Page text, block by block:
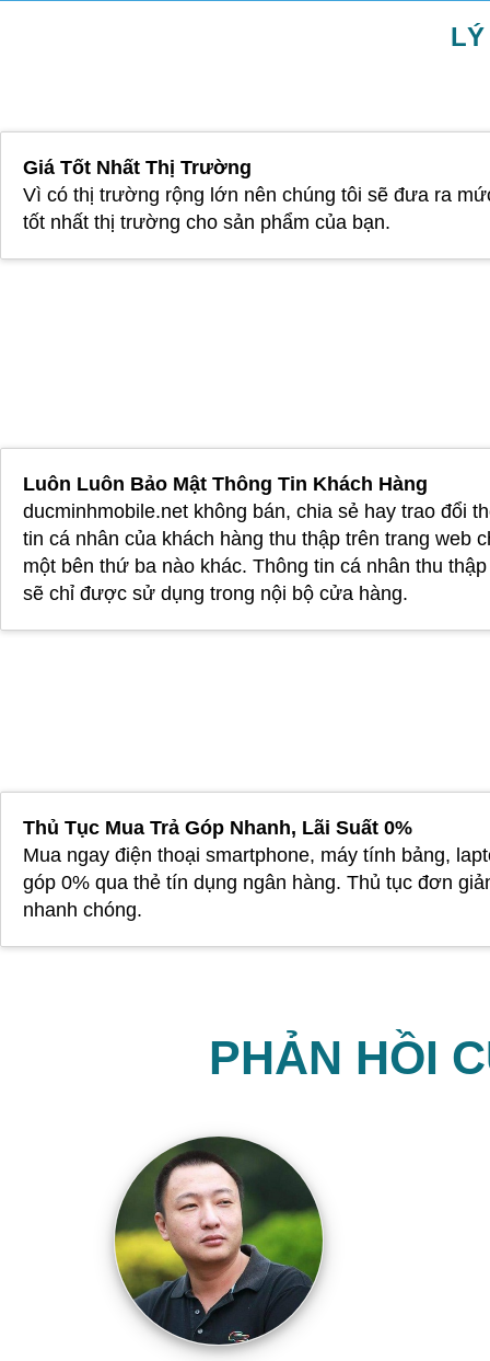
LÝ
Giá Tốt Nhất Thị Trường
Vì có thị trường rộng lớn nên chúng tôi sẽ đưa ra
tốt nhất thị trường cho sản phẩm của bạn.
Luôn Luôn Bảo Mật Thông Tin Khách Hàng
ducminhmobile.net không bán, chia sẻ hay trao đổi
tin cá nhân của khách hàng thu thập trên trang web
một bên thứ ba nào khác. Thông tin cá nhân thu
sẽ chỉ được sử dụng trong nội bộ cửa hàng.
Thủ Tục Mua Trả Góp Nhanh, Lãi Suất 0%
Mua ngay điện thoại smartphone, máy tính bảng,
góp 0% qua thẻ tín dụng ngân hàng. Thủ tục đơn
nhanh chóng.
PHẢN HỒI